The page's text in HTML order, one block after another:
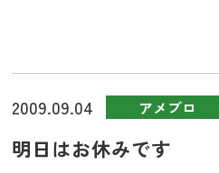
2009.09.04 アメブロ
明日はお休みです